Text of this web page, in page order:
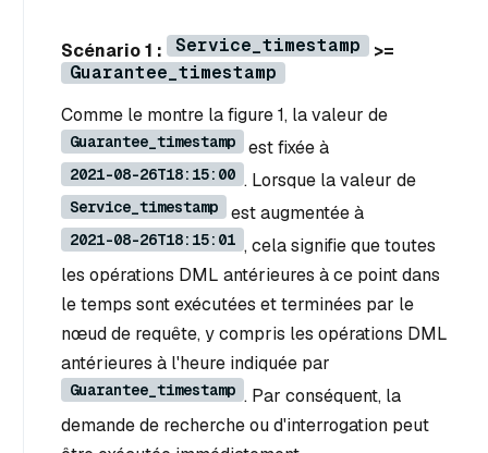
Scénario 1 : Service_timestamp
>=
Guarantee_timestamp
Comme le montre la figure 1, la valeur de
Guarantee_timestamp est fixée à
2021-08-26T18:15:00 . Lorsque la valeur de
Service_timestamp est augmentée à
2021-08-26T18:15:01 , cela signifie que toutes
les opérations DML antérieures à ce point dans
le temps sont exécutées et terminées par le
nœud de requête, y compris les opérations DML
antérieures à l'heure indiquée par
Guarantee_timestamp . Par conséquent, la
demande de recherche ou d'interrogation peut